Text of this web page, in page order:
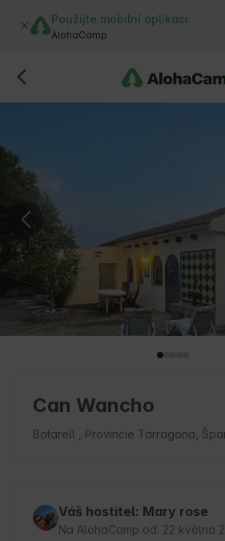
Použijte mobilní aplikaci
AlohaCamp
Can Wancho
Botarell , Provincie Tarragona,
Váš hostitel: Mary rose
Na AlohaCamp od: 22 května